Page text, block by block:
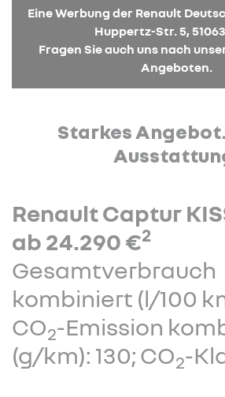
Eine Werbung der Renault
Huppertz-Str. 5,
Fragen Sie auch uns nach
Angeboten.
Starkes
Renault Captur
ab 24.290 €2
Gesamtverbrauch
kombiniert (l/100
CO2-Emission
(g/km): 130; CO2-